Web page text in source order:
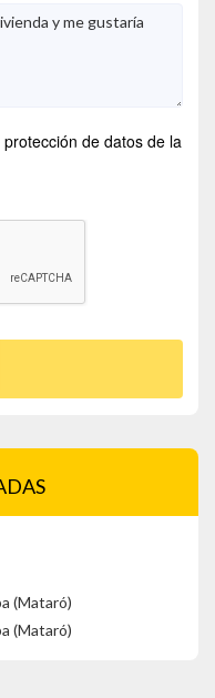
de datos de la
(Mataró)
(Mataró)